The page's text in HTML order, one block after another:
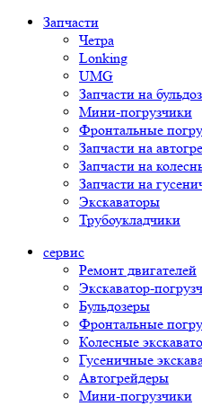
Запчасти
Четра
Lonking
UMG
Запчасти на
Мини-погрузчики
Фронтальные
Запчасти на
Запчасти на
Запчасти на
Экскаваторы
Трубоукладчики
сервис
Ремонт двигателей
Экскаватор-
Бульдозеры
Фронтальные
Колесные
Гусеничные
Автогрейдеры
Мини-погрузчики